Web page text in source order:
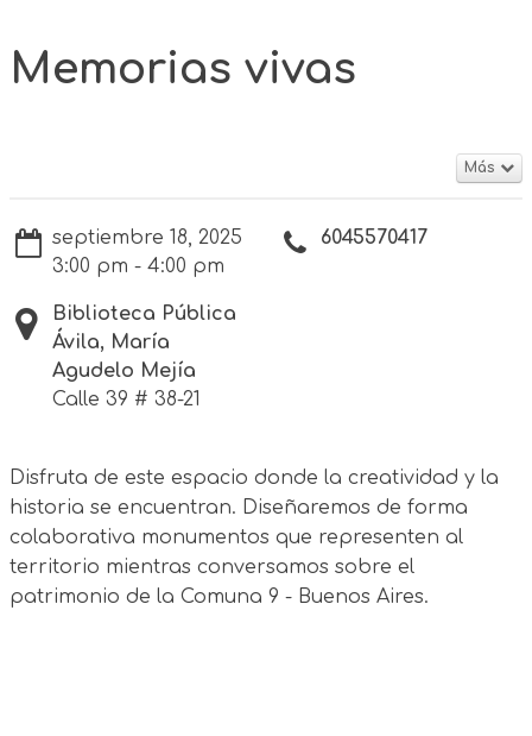
Memorias vivas
Más
septiembre 18, 2025
3:00 pm - 4:00 pm
Biblioteca Pública
Ávila, María
Agudelo Mejía
Calle 39 # 38-21
6045570417
Disfruta de este espacio donde la creatividad y la
historia se encuentran. Diseñaremos de forma
colaborativa monumentos que representen al
territorio mientras conversamos sobre el
patrimonio de la Comuna 9 - Buenos Aires.